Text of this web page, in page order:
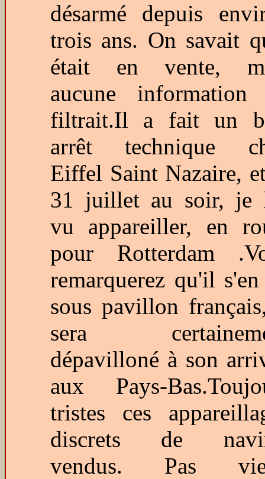
désarmé depuis
trois ans. On savait
était en vente,
aucune information
filtrait.Il a fait un
arrêt technique
Eiffel Saint Nazaire,
31 juillet au soir, je
vu appareiller, en
pour Rotterdam
remarquerez qu'il
sous pavillon
sera
dépavilloné à son
aux Pays-
tristes ces
discrets de
vendus. Pas